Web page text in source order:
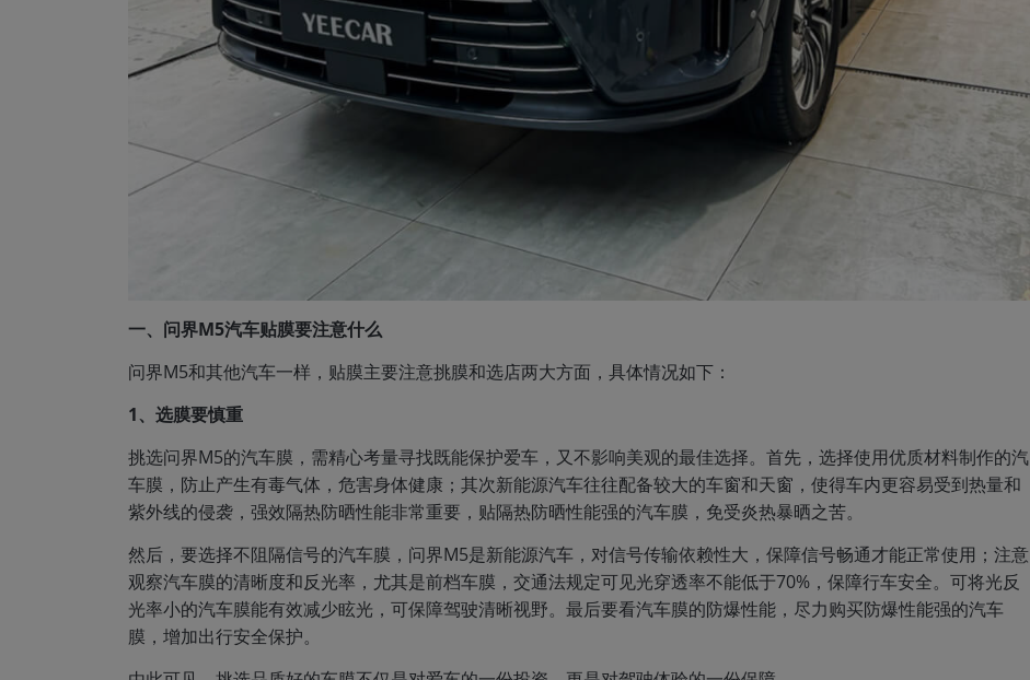
一、问界M5汽车贴膜要注意什么
问界M5和其他汽车一样，贴膜主要注意挑膜和选店两大方面，具体情况如下：
1、选膜要慎重
挑选问界M5的汽车膜，需精心考量寻找既能保护爱车，又不影响美观的最佳选择。首先，选择使用优质材料制作的汽
车膜，防止产生有毒气体，危害身体健康；其次新能源汽车往往配备较大的车窗和天窗，使得车内更容易受到热量和
紫外线的侵袭，强效隔热防晒性能非常重要，贴隔热防晒性能强的汽车膜，免受炎热暴晒之苦。
然后，要选择不阻隔信号的汽车膜，问界M5是新能源汽车，对信号传输依赖性大，保障信号畅通才能正常使用； 注意
观察汽车膜的清晰度和反光率，尤其是前档车膜，交通法规定可见光穿透率不能低于70%，保障行车安全。可将光反
光率小的汽车膜能有效减少眩光，可保障驾驶清晰视野。最后要看汽车膜的防爆性能，尽力购买防爆性能强的汽车
膜，增加出行安全保护。